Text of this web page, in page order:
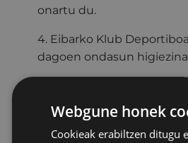
onartu du.
4. Eibarko Klub
dagoen ondasun
5. Konpromisoko
egoki eta nahikoa
6. Udal Aurrekontuko
Webgune honek
Cookieak erabiltzen ditugu